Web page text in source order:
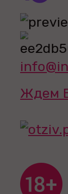
Ждем